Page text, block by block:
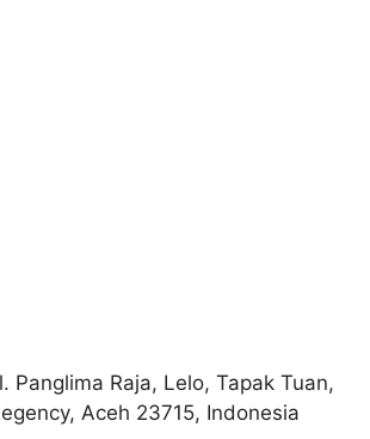
Panglima Raja, Lelo, Tapak Tuan,
Aceh 23715, Indonesia